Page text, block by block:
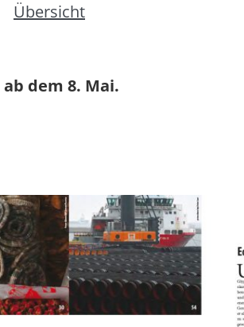
Übersicht
ab dem 8. Mai.